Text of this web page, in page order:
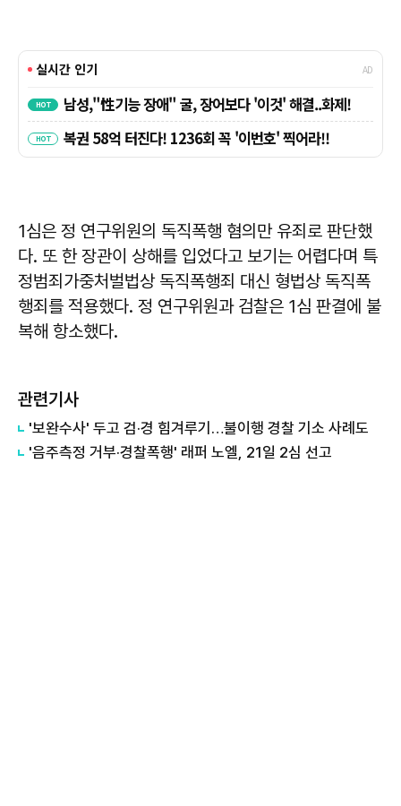
1심은 정 연구위원의 독직폭행 혐의만 유죄로 판단했
다. 또 한 장관이 상해를 입었다고 보기는 어렵다며 특
정범죄가중처벌법상 독직폭행죄 대신 형법상 독직폭
행죄를 적용했다. 정 연구위원과 검찰은 1심 판결에 불
복해 항소했다.
관련기사
'보완수사' 두고 검·경 힘겨루기…불이행 경찰 기소 사례도
'음주측정 거부·경찰폭행' 래퍼 노엘, 21일 2심 선고